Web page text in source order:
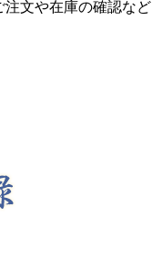
注文や在庫の確認など